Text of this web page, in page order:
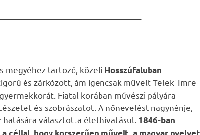
megyéhez tartozó, közeli Hosszúfaluban
és zárkózott, ám igencsak művelt Teleki Imre
Fiatal korában művészi pályára
és szobrászatot. A nőnevelést nagynénje,
hatására választotta élethivatásul. 1846-ban